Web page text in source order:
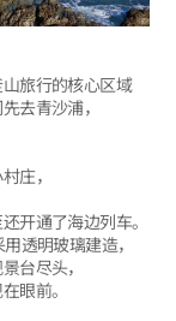
旅行的核心区域
去青沙浦，
庄，
开通了海边列车。
透明玻璃建造，
台尽头，
眼前。